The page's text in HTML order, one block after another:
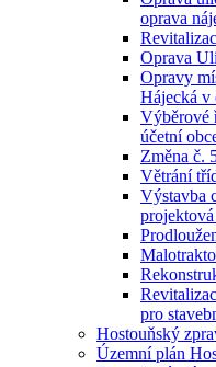
oprava
Oprava
Opravy
Hájecká v
Výběrové
účetní
Změna č.
Větrání
Výstavba
pro
Hostouňský
Územní plán